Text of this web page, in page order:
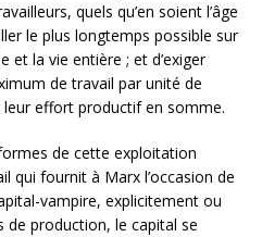
quels qu’en soient l’âge
le plus longtemps possible sur
et la vie entière ; et d’exiger
de travail par unité de
effort productif en somme.
de cette exploitation
qui fournit à Marx l’occasion de
vampire, explicitement ou
de production, le capital se